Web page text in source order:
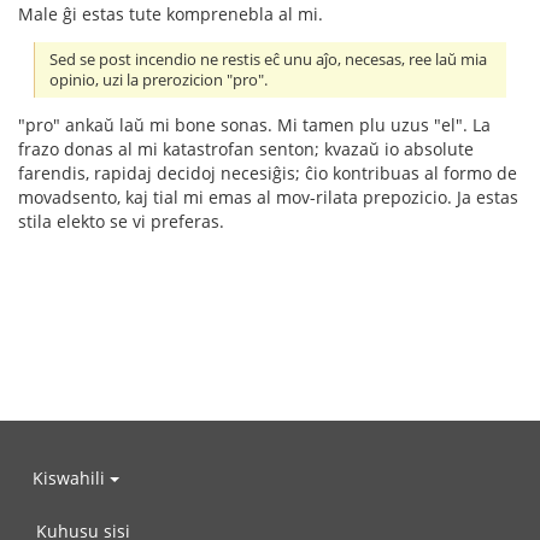
Male ĝi estas tute komprenebla al mi.
Sed se post incendio ne restis eĉ unu aĵo, necesas, ree laŭ mia
opinio, uzi la prerozicion "pro".
"pro" ankaŭ laŭ mi bone sonas. Mi tamen plu uzus "el". La
frazo donas al mi katastrofan senton; kvazaŭ io absolute
farendis, rapidaj decidoj necesiĝis; ĉio kontribuas al formo de
movadsento, kaj tial mi emas al mov-rilata prepozicio. Ja estas
stila elekto se vi preferas.
Kiswahili
Kuhusu sisi